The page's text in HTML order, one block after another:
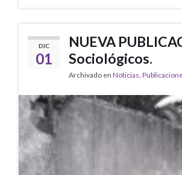
DIC
01
NUEVA
Sociológicos.
Archivado en Noticias,